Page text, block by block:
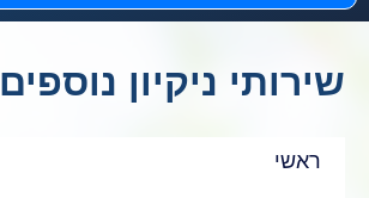
שירותי ניקיון נוספים
ראשי